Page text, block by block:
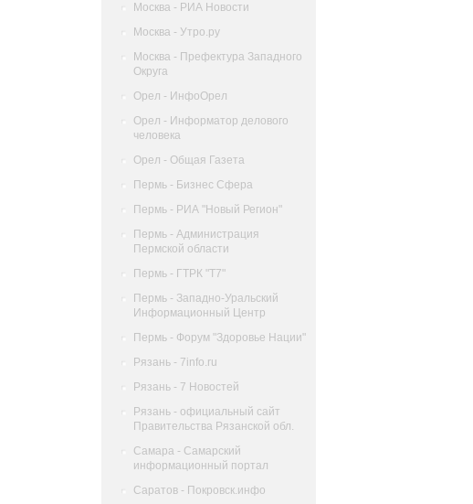
Москва - РИА Новости
Москва - Утро.ру
Москва - Префектура Западного
Округа
Орел - ИнфоОрел
Орел - Информатор делового
человека
Орел - Общая Газета
Пермь - Бизнес Сфера
Пермь - РИА "Новый Регион"
Пермь - Администрация
Пермской области
Пермь - ГТРК "Т7"
Пермь - Западно-Уральский
Информационный Центр
Пермь - Форум "Здоровье Нации"
Рязань - 7info.ru
Рязань - 7 Новостей
Рязань - официальный сайт
Правительства Рязанской обл.
Самара - Самарский
информационный портал
Саратов - Покровск.инфо